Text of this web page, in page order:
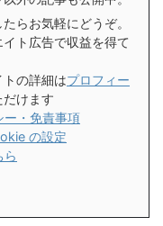
らお気軽にどうぞ。
ト広告で収益を得て
の詳細はプロフィー
だけます
ー・免責事項
の設定
ら